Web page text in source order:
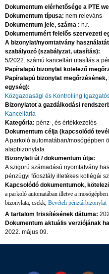
Dokumentum elérhetősége a PTE
Dokumentum típusa: nem releváns
Dokumentum jele, száma : n.r.
Dokumentumért felelős szervezeti
A bizonylat/nyomtatvány
szabályozó (szabályzat, utasítás):
5/2022. számú kancellári utasítás a
Papíralapú bizonylat kötelező
Papíralapú bizonylat
egység):
Közgazdasági és Kontrolling
Bizonylatot a gazdálkodási
Kancellária
Kategória: pénz-, és értékkezelés
Dokumentum célja (kapcsolódó
A parkoló automatában/mosógépben
alapbizonylata
Bizonylati út / dokumentum útja:
A szigorú számadású nyomtatvány
pénzügyi főosztály illetékes kollégái
Kapcsolódó dokumentumok,
a parkoló automatában illetve a
bizonylata, csekk, Bevételi pénztárbizonylat
A tartalom frissítésének dátuma:
Dokumentum aktuális verziójának
2022. május 09.